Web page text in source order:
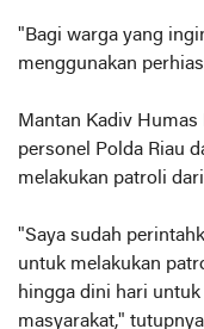
"Bagi warga yang
menggunakan
Mantan Kadiv
personel Polda Riau
melakukan patroli
"Saya sudah
untuk melakukan
hingga dini hari
masyarakat,"